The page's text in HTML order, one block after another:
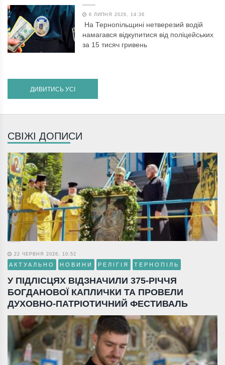
6 ЛИПНЯ 2026, 14:36
На Тернопільщині нетверезий водій
намагався відкупитися від поліцейських
за 15 тисяч гривень
ДИВИТИСЬ УСІ
СВІЖІ ДОПИСИ
22 ЧЕРВНЯ 2026, 10:52
АКТУАЛЬНО НОВИНИ РЕЛІГІЯ ТЕРНОПІЛЬ
У ПІДЛІСЦЯХ ВІДЗНАЧИЛИ 375-РІЧЧЯ
БОГДАНОВОЇ КАПЛИЧКИ ТА ПРОВЕЛИ
ДУХОВНО-ПАТРІОТИЧНИЙ ФЕСТИВАЛЬ